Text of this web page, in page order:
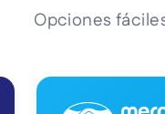
Opciones